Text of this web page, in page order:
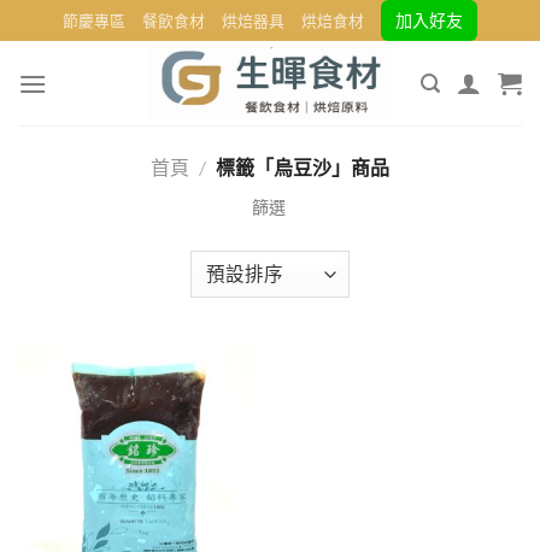
to
content
節慶專區 餐飲食材 烘焙器具 烘焙食材 加入好友
首頁 / 標籤「烏豆沙」商品